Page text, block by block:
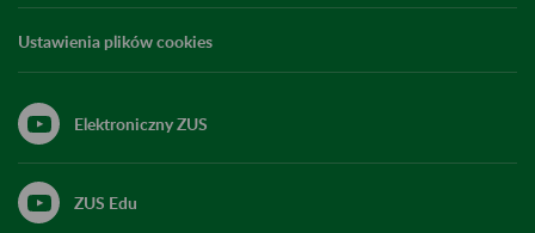
Ustawienia plików cookies
Elektroniczny ZUS
ZUS Edu